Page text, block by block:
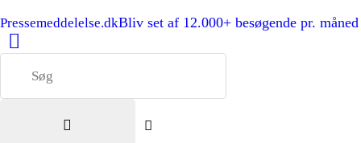
Pressemeddelelse.dkBliv set af 12.000+ besøgende pr. måned